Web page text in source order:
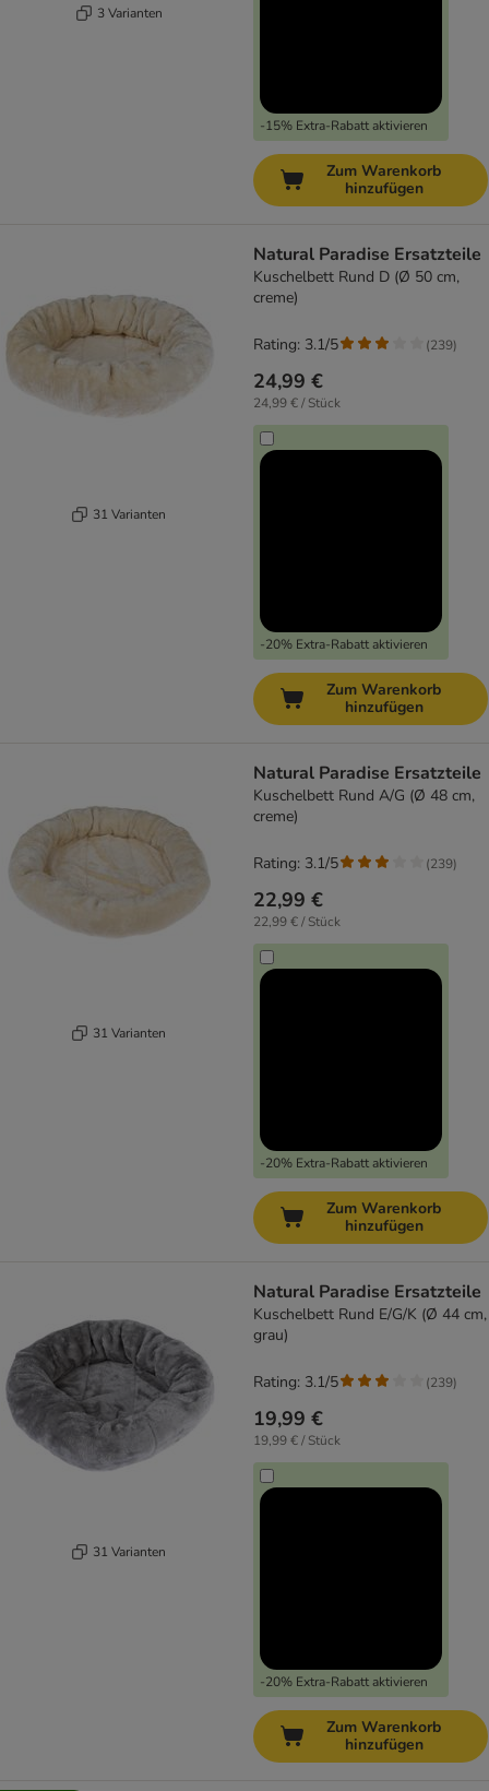
3 Varianten
-15% Extra-Rabatt aktivieren
Zum Warenkorb
hinzufügen
31 Varianten
Natural Paradise Ersatzteile
Kuschelbett Rund D (Ø 50 cm,
creme)
24,99 €
24,99 € / Stück
-20% Extra-Rabatt aktivieren
Rating: 3.1/5 (239)
Zum Warenkorb
hinzufügen
31 Varianten
Natural Paradise Ersatzteile
Kuschelbett Rund A/G (Ø 48 cm,
creme)
22,99 €
22,99 € / Stück
-20% Extra-Rabatt aktivieren
Rating: 3.1/5 (239)
Zum Warenkorb
hinzufügen
31 Varianten
Natural Paradise Ersatzteile
Kuschelbett Rund E/G/K (Ø 44 cm,
grau)
19,99 €
19,99 € / Stück
-20% Extra-Rabatt aktivieren
Rating: 3.1/5 (239)
Zum Warenkorb
hinzufügen